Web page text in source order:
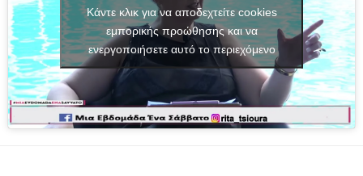
Κάντε κλικ για να αποδεχτείτε cookies
εμπορικής προώθησης και να
ενεργοποιήσετε αυτό το περιεχόμενο